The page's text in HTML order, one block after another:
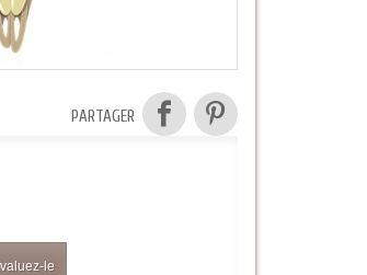
PARTAGER
le